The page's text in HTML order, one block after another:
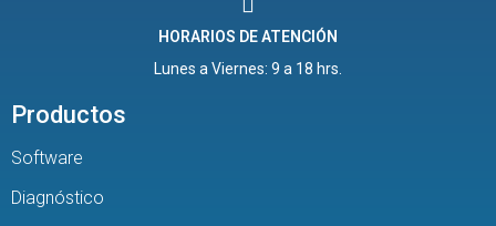
HORARIOS DE ATENCIÓN
Lunes a Viernes: 9 a 18 hrs.
Productos
Software
Diagnóstico